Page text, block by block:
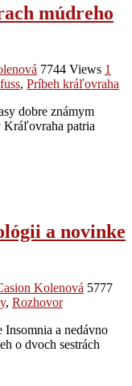
múdreho
7744 Views 1
, Príbeh kráľovraha
dobre známym
Kráľovraha patria
a novinke
Kolenová 5777
, Rozhovor
Insomnia a nedávno
o dvoch sestrách